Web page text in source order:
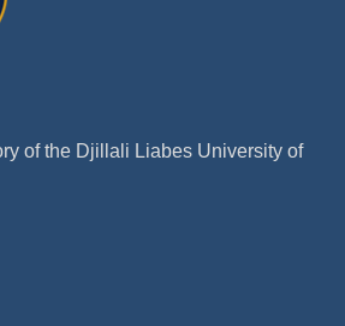
of the Djillali Liabes University of